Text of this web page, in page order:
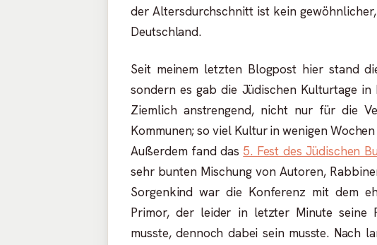
der Altersdurchschnitt ist kein
Deutschland.
Seit meinem letzten Blogpost hier stand
sondern es gab die Jüdischen Kulturtage
Ziemlich anstrengend, nicht nur für die
Kommunen; so viel Kultur in wenigen
Außerdem fand das 5. Fest des Jüdischen
sehr bunten Mischung von Autoren,
Sorgenkind war die Konferenz mit dem
Primor, der leider in letzter Minute seine
musste, dennoch dabei sein musste. Nach